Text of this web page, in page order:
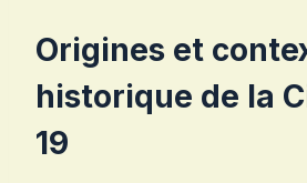
Origines et
historique de la
19